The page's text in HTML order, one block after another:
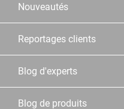
Nouveautés
Reportages clients
Blog d'experts
Blog de produits